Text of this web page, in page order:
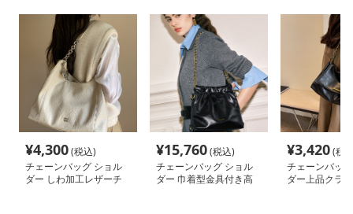
¥4,300(税込)
チェーンバッグ ショル
ダー しわ加工レザーチ
¥15,760(税込)
チェーンバッグ ショル
ダー 巾着型金具付き高
¥3,420(税
チェーンバッ
ダー上品クラ